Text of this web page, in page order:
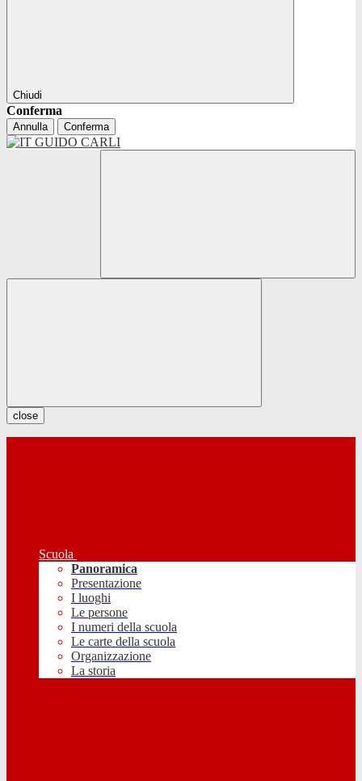
Chiudi
Conferma
Annulla Conferma
close
Scuola
Panoramica
Presentazione
I luoghi
Le persone
I numeri della scuola
Le carte della scuola
Organizzazione
La storia